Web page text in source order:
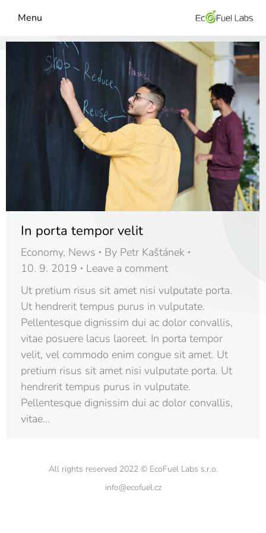
Menu
In porta tempor velit
Economy, News By Petr Kaštánek
10. 9. 2019
Leave a comment
Ut pretium risus sit amet nisi vulputate porta.
Ut hendrerit tempus purus in vulputate.
Pellentesque dignissim dui ac dolor convallis,
vitae posuere lacus laoreet. In porta tempor
velit, vel commodo enim congue sit amet. Ut
pretium risus sit amet nisi vulputate porta. Ut
hendrerit tempus purus in vulputate.
Pellentesque dignissim dui ac dolor convallis,
vitae…
All rights reserved 2022 © EcoFuel Labs s.r.o.
info@ecofuel.cz